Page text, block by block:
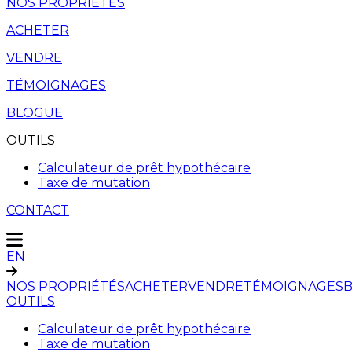
ACHETER
VENDRE
TÉMOIGNAGES
BLOGUE
OUTILS
Calculateur de prêt hypothécaire
Taxe de mutation
CONTACT
EN
NOS PROPRIÉTÉSACHETERVENDRETÉMOIGNAGES
OUTILS
Calculateur de prêt hypothécaire
Taxe de mutation